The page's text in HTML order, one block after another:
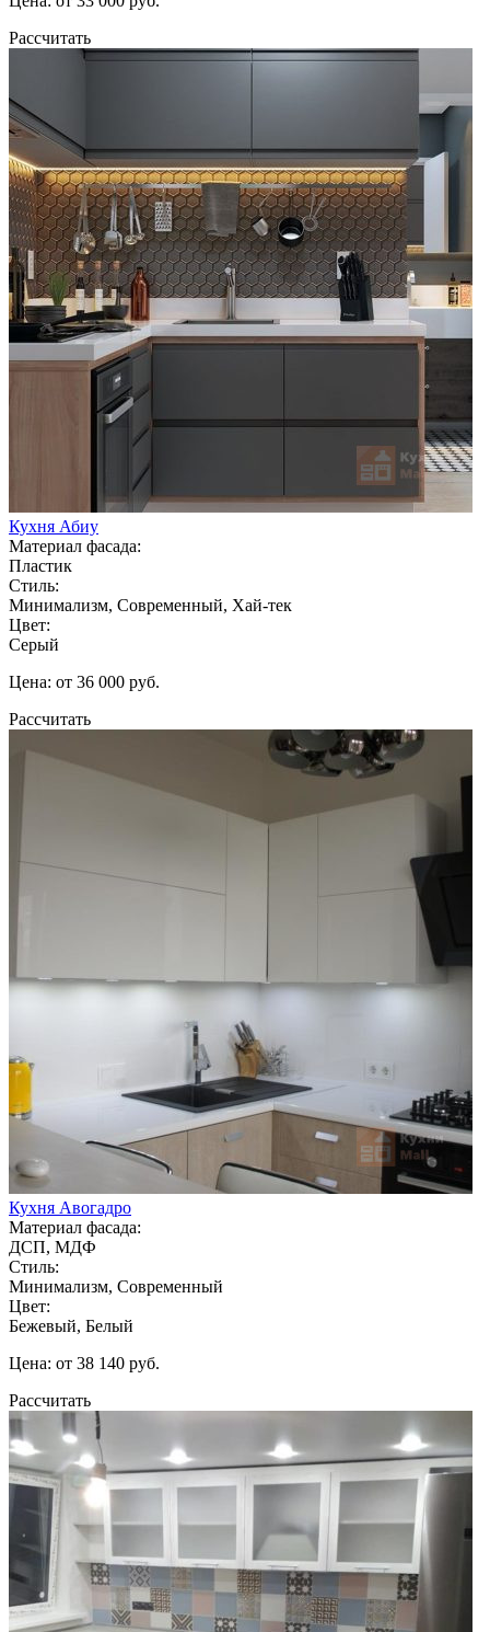
Рассчитать
Кухня Абиу
Материал фасада:
Пластик
Стиль:
Минимализм, Современный, Хай-тек
Цвет:
Серый
Цена: от 36 000 руб.
Рассчитать
Кухня Авогадро
Материал фасада:
ДСП, МДФ
Стиль:
Минимализм, Современный
Цвет:
Бежевый, Белый
Цена: от 38 140 руб.
Рассчитать